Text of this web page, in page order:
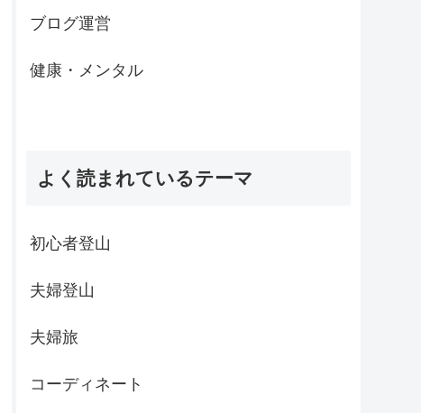
ブログ運営
健康・メンタル
よく読まれているテーマ
初心者登山
夫婦登山
夫婦旅
コーディネート